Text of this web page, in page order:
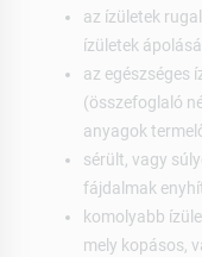
az ízületek
ízületek
az egészséges
(összefoglaló
anyagok
sérült, vagy
fájdalmak
komolyabb
mely kopásos,